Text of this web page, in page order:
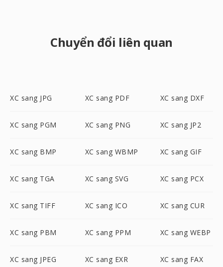
Chuyển đổi liên quan
XC sang JPG XC sang PDF XC sang DXF
XC sang PGM XC sang PNG XC sang JP2
XC sang BMP XC sang WBMP XC sang GIF
XC sang TGA XC sang SVG XC sang PCX
XC sang TIFF XC sang ICO XC sang CUR
XC sang PBM XC sang PPM XC sang WEBP
XC sang JPEG XC sang EXR XC sang FAX